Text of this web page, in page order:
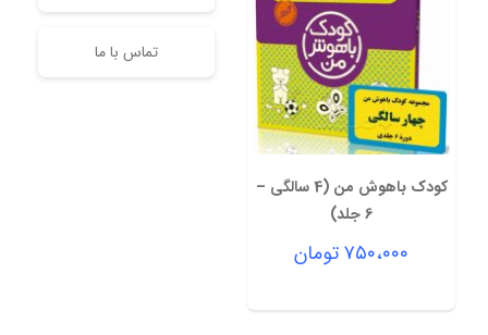
تماس با ما
کودک باهوش من (4 سالگی –
6 جلد)
۷۵۰،۰۰۰تومان